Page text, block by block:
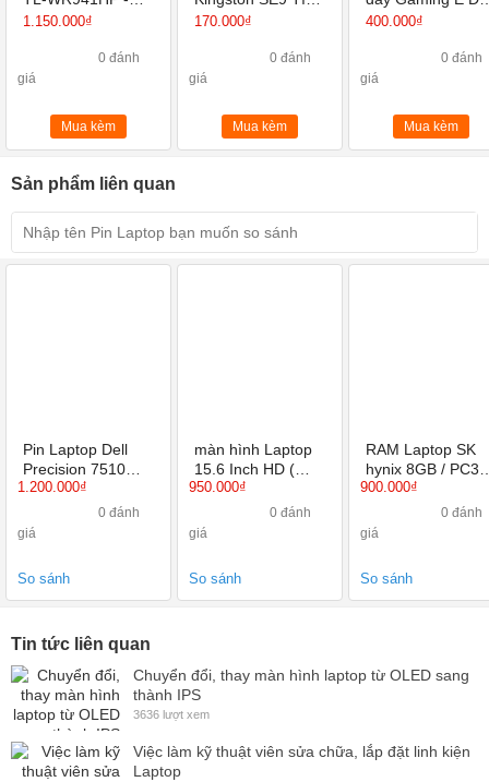
Router Wi-Fi
1.150.000₫
0 đánh
giá
Mua kèm
hợp Mini Windows
170.000₫
0 đánh
giá
Mua kèm
EM614
400.000₫
0 đánh
giá
Mua kèm
Sản phẩm liên quan
Pin Laptop Dell
Precision 7510
chính hãng
1.200.000₫
0 đánh
giá
So sánh
màn hình Laptop
15.6 Inch HD (
1366X768 ) Led
mỏng 30 Pin
950.000₫
0 đánh
giá
So sánh
RAM Laptop SK
hynix 8GB / PC3L
BUS 1600 /
900.000₫
0 đánh
giá
So sánh
Tin tức liên quan
Chuyển đổi, thay màn hình laptop từ OLED sang
thành IPS
3636 lượt xem
Việc làm kỹ thuật viên sửa chữa, lắp đặt linh kiện
Laptop